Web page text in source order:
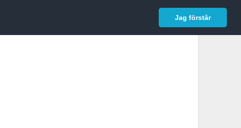
Jag förstår
Logga in